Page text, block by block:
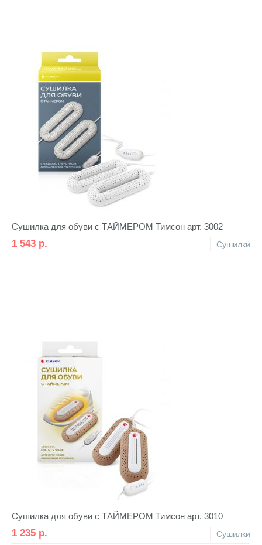
Сушилка для обуви с ТАЙМЕРОМ Тимсон арт. 3002
Сушилки
1 543 р.
Сушилка для обуви с ТАЙМЕРОМ Тимсон арт. 3010
Сушилки
1 235 р.